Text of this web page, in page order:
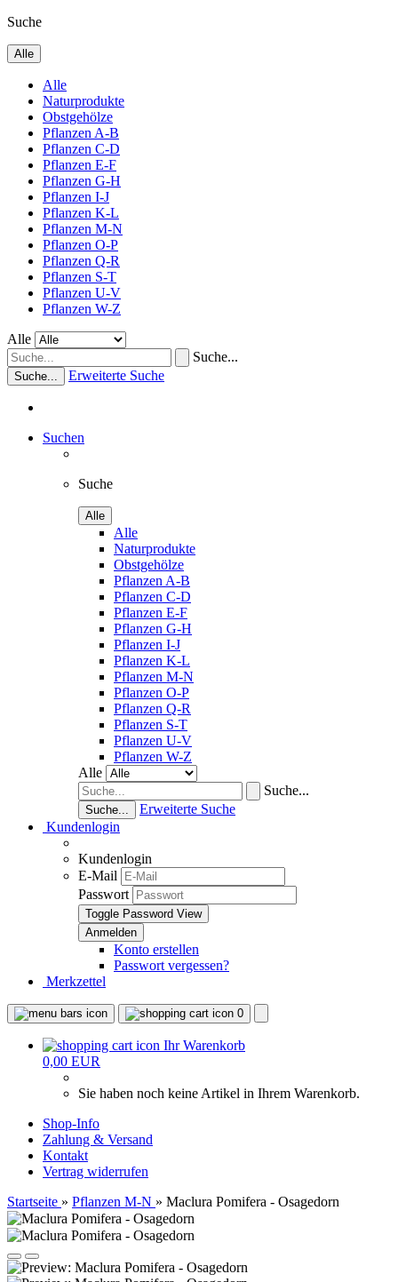
Suche
Alle
Alle
Naturprodukte
Obstgehölze
Pflanzen A-B
Pflanzen C-D
Pflanzen E-F
Pflanzen G-H
Pflanzen I-J
Pflanzen K-L
Pflanzen M-N
Pflanzen O-P
Pflanzen Q-R
Pflanzen S-T
Pflanzen U-V
Pflanzen W-Z
Alle
Suche...
Suche... Erweiterte Suche
Suchen
Suche
Alle
Alle
Naturprodukte
Obstgehölze
Pflanzen A-B
Pflanzen C-D
Pflanzen E-F
Pflanzen G-H
Pflanzen I-J
Pflanzen K-L
Pflanzen M-N
Pflanzen O-P
Pflanzen Q-R
Pflanzen S-T
Pflanzen U-V
Pflanzen W-Z
Alle
Suche...
Suche...
Erweiterte Suche
Kundenlogin
Kundenlogin
E-Mail
Passwort
Toggle Password View
Konto erstellen
Passwort vergessen?
Merkzettel
0
Ihr Warenkorb
0,00 EUR
Sie haben noch keine Artikel in Ihrem Warenkorb.
Shop-Info
Zahlung & Versand
Kontakt
Vertrag widerrufen
Startseite » Pflanzen M-N » Maclura Pomifera - Osagedorn